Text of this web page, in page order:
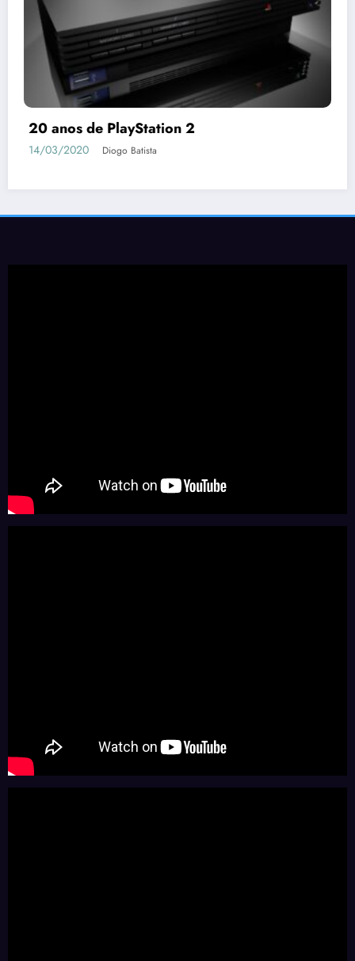
Coronavírus | Games para jogar durante a
18/03/2020 Tony Santos